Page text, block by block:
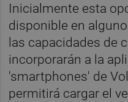
Inicialmente esta
disponible en
las capacidades de
incorporarán a la
'smartphones' de
permitirá cargar el